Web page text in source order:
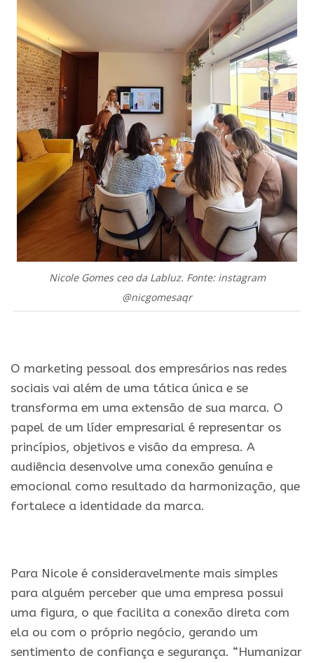
Nicole Gomes ceo da Labluz. Fonte: instagram
@nicgomesaqr
O marketing pessoal dos empresários nas redes
sociais vai além de uma tática única e se
transforma em uma extensão de sua marca. O
papel de um líder empresarial é representar os
princípios, objetivos e visão da empresa. A
audiência desenvolve uma conexão genuína e
emocional como resultado da harmonização, que
fortalece a identidade da marca.
Para Nicole é consideravelmente mais simples
para alguém perceber que uma empresa possui
uma figura, o que facilita a conexão direta com
ela ou com o próprio negócio, gerando um
sentimento de confiança e segurança. “Humanizar